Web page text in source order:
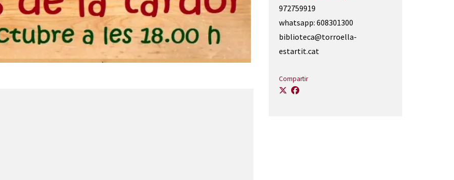
972759919
whatsapp: 608301300
biblioteca@torroella-
estartit.cat
Compartir